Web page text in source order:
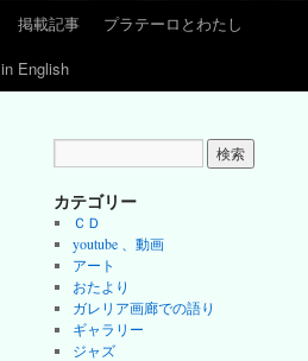
掲載記事
プラテーロとわたし
in English
カテゴリー
ＣＤ
youtube 、動画
アート
おたより
ガレリア画廊での語り
ギャラリー
ジャズ